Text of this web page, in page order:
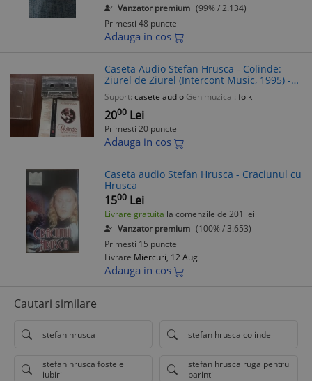
Vanzator premium (99% / 2.134)
Primesti 48 puncte
Adauga in cos
Caseta Audio Stefan Hrusca - Colinde:
Ziurel de Ziurel (Intercont Music, 1995) -
Muzica Folk Sarbatori
Suport: casete audio Gen muzical: folk
2000 Lei
Primesti 20 puncte
Adauga in cos
Caseta audio Stefan Hrusca - Craciunul cu
Hrusca
1500 Lei
Livrare gratuita la comenzile de 201 lei
Vanzator premium (100% / 3.653)
Primesti 15 puncte
Livrare Miercuri, 12 Aug
Adauga in cos
Cautari similare
stefan hrusca stefan hrusca colinde
stefan hrusca fostele
iubiri
stefan hrusca ruga pentru
parinti